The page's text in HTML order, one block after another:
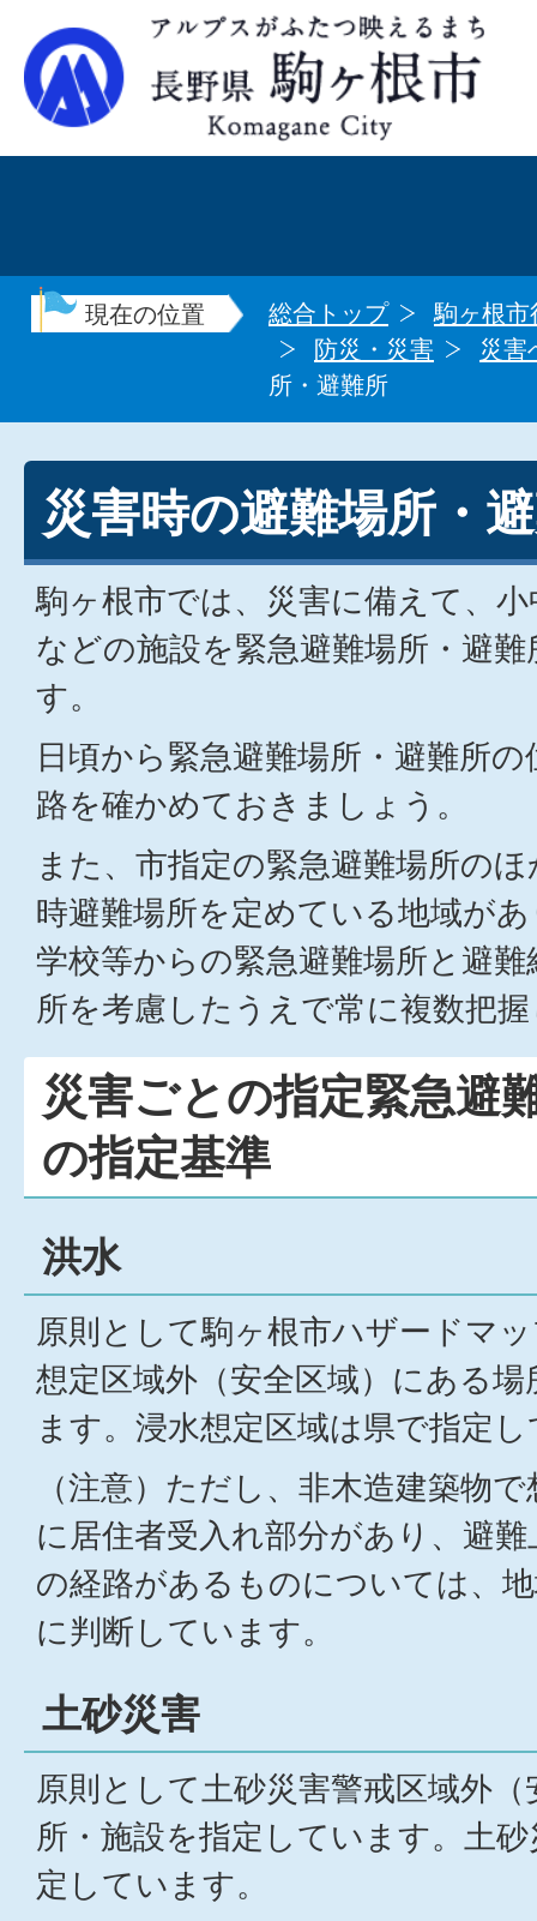
現在の位置 総合トップ
駒ヶ根市
防災・災害
災害
所・避難所
災害時の避難場所・
駒ヶ根市では、災害に備えて、
などの施設を緊急避難場所・避
す。
日頃から緊急避難場所・避難所
路を確かめておきましょう。
また、市指定の緊急避難場所の
時避難場所を定めている地域が
学校等からの緊急避難場所と避
所を考慮したうえで常に複数把
災害ごとの指定緊急避
の指定基準
洪水
原則として駒ヶ根市ハザードマ
想定区域外（安全区域）にある
ます。浸水想定区域は県で指定
（注意）ただし、非木造建築物
に居住者受入れ部分があり、避
の経路があるものについては、
に判断しています。
土砂災害
原則として土砂災害警戒区域外
所・施設を指定しています。土
定しています。